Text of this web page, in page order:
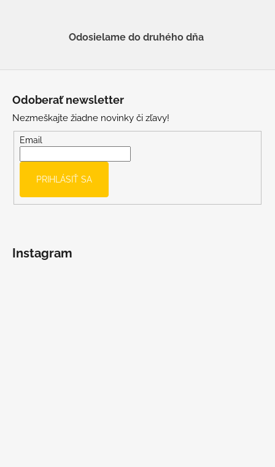
Odosielame do druhého dňa
Odoberať newsletter
Nezmeškajte žiadne novinky či zľavy!
Email
PRIHLÁSIŤ SA
Instagram